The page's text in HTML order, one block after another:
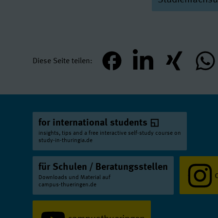
Economics
Evolution,
Geographie
Geoinformatik
Geschichte
Bauhaus-
Elektrische
Hochschule
Gesang/
Hochschule
Diese Seite teilen teilen mitteilen teilen
for international students
insights, tips and a free interactive self-study course on
study-in-thuringia.de
für Schulen / Beratungsstellen
Downloads und Material auf
campus-thueringen.de